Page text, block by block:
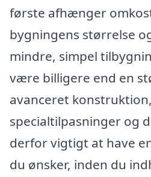
første afhænger
bygningens størrelse
mindre, simpel
være billigere end en
avanceret
specialtilpasninger og
derfor vigtigt at have
du ønsker, inden du